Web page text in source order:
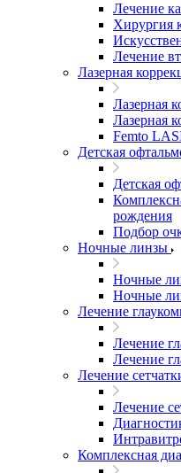
Лечение
Хирургия
Лечение
Лазерная
Лазерная
Лазерная
Femto
Детская
Детская
рождения
Подбор
Ночные линзы
Ночные
Ночные
Лечение
Лечение
Лечение
Лечение
Лечение
Комплексная